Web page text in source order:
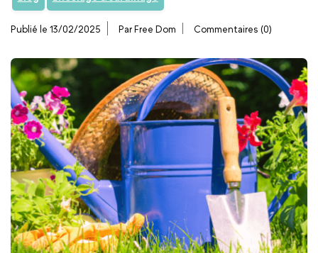
Publié le 13/02/2025 Par Free Dom Commentaires (0)